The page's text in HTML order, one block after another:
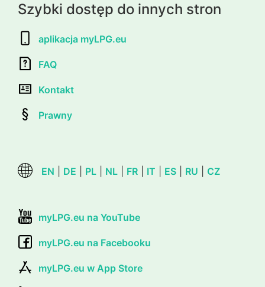
Szybki dostęp do innych stron
aplikacja myLPG.eu
FAQ
Kontakt
Prawny
EN DE PL NL FR IT ES RU CZ
myLPG.eu na YouTube
myLPG.eu na Facebooku
myLPG.eu w App Store